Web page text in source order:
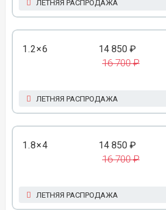
ЛЕТНЯЯ РАСПРОДАЖА
1.2×6 14 850 ₽
16 700 ₽
ЛЕТНЯЯ РАСПРОДАЖА
1.8×4 14 850 ₽
16 700 ₽
ЛЕТНЯЯ РАСПРОДАЖА